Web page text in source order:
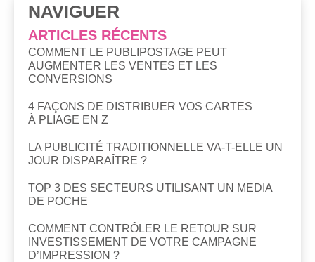
NAVIGUER
ARTICLES RÉCENTS
COMMENT LE PUBLIPOSTAGE PEUT
AUGMENTER LES VENTES ET LES
CONVERSIONS
4 FAÇONS DE DISTRIBUER VOS CARTES
À PLIAGE EN Z
LA PUBLICITÉ TRADITIONNELLE VA-T-ELLE UN
JOUR DISPARAÎTRE ?
TOP 3 DES SECTEURS UTILISANT UN MEDIA
DE POCHE
COMMENT CONTRÔLER LE RETOUR SUR
INVESTISSEMENT DE VOTRE CAMPAGNE
D’IMPRESSION ?